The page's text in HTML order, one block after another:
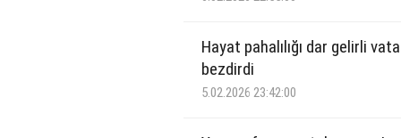
Hayat pahalılığı dar gelirli
bezdirdi
5.02.2026 23:42:00